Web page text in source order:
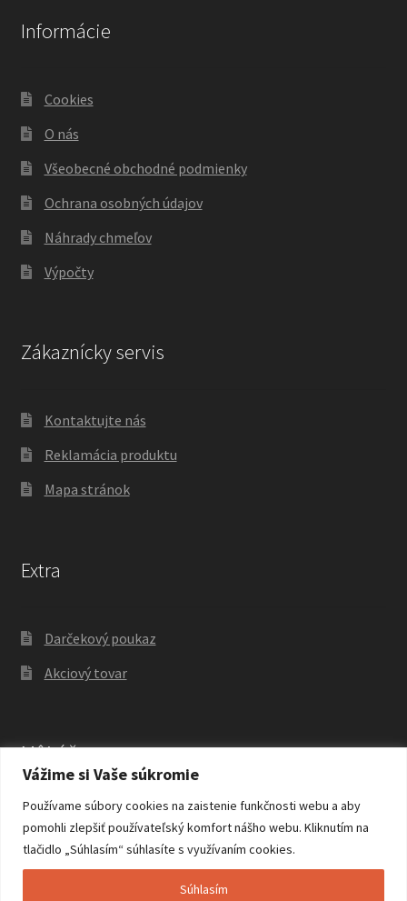
Vážime si Vaše súkromie
Používame súbory cookies na zaistenie funkčnosti webu a aby
pomohli zlepšiť používateľský komfort nášho webu. Kliknutím na
tlačidlo „Súhlasím“ súhlasíte s využívaním cookies.
Súhlasím
Informácie
Cookies
O nás
Všeobecné obchodné podmienky
Ochrana osobných údajov
Náhrady chmeľov
Výpočty
Zákaznícky servis
Kontaktujte nás
Reklamácia produktu
Mapa stránok
Extra
Darčekový poukaz
Akciový tovar
Môj účet
Môj účet
História objednávok